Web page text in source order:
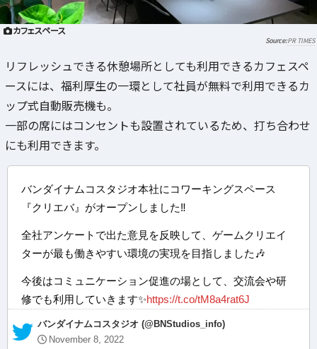
カフェスペース
PR TIMES
リフレッシュできる休憩場所としても利用できるカフェスペ
ースには、福利厚生の一環として社員が無料で利用できるカ
ップ式自動販売機も。
一部の席にはコンセントも設置されているため、打ち合わせ
にも利用できます。
バンダイナムコスタジオ本社にコワーキングスペース
『クリエバ』がオープンしました‼️
全社アンケートで出た意見を反映して、ゲームクリエイ
ターが最も働きやすい環境の実現を目指しました🎶
今後はコミュニケーション促進の場として、交流会や研
修でも利用していきます✨https://t.co/tM8a4rat6J
— バンダイナムコスタジオ (@BNStudios_info)
November 8, 2022